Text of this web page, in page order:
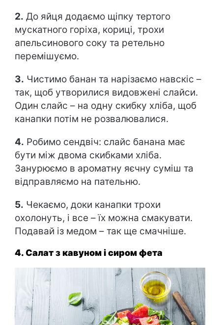
2. До яйця додаємо щіпку тертого
мускатного горіха, кориці, трохи
апельсинового соку та ретельно
перемішуємо.
3. Чистимо банан та нарізаємо навскіс –
так, щоб утворилися видовжені слайси.
Один слайс – на одну скибку хліба, щоб
канапки потім не розвалювалися.
4. Робимо сендвіч: слайс банана має
бути між двома скибками хліба.
Занурюємо в ароматну яєчну суміш та
відправляємо на пательню.
5. Чекаємо, доки канапки трохи
охолонуть, і все – їх можна смакувати.
Подавай із медом – так ще смачніше.
4. Салат з кавуном і сиром фета